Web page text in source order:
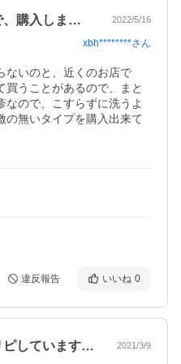
しばらく泡を続けたいので、購入しました。 2022/5/16
xbh********さん
ないのと、近くのお店で
買うことがあるので、まと
なので、こすらずに洗うよ
の無いタイプを購入出来て
違反報告 いいね 0
アトピー肌です。ずっとリピしています。… 2021/3/9